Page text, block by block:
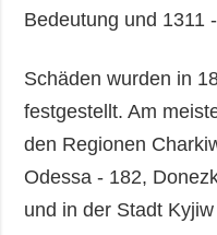
Bedeutung und 1311
Schäden wurden in
festgestellt. Am
den Regionen
Odessa - 182,
und in der Stadt